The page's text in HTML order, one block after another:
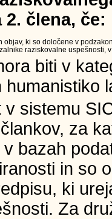
člena, če:
objav, ki so določene v
raziskovalne uspešnosti,
biti v
sistemu
za
bazah
in so
ki
Za